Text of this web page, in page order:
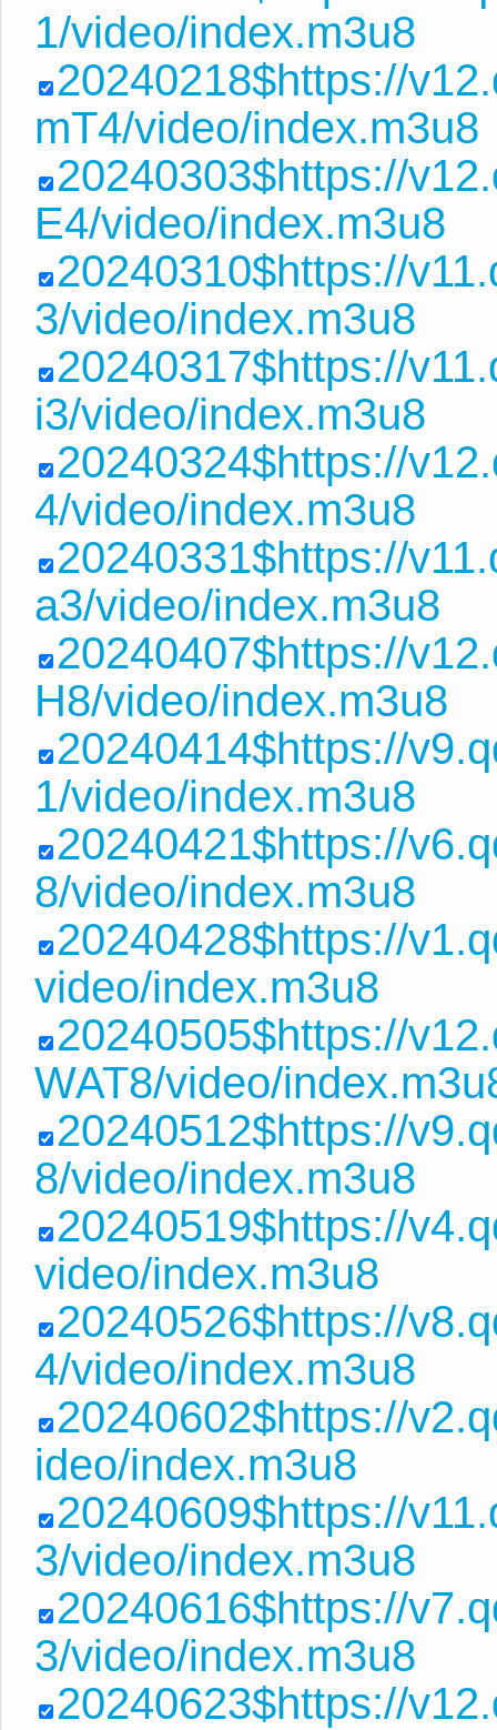
1/video/index.m3u8
20240218$https://
mT4/video/index.m3u8
20240303$https://
E4/video/index.m3u8
20240310$https://
3/video/index.m3u8
20240317$https://
i3/video/index.m3u8
20240324$https://
4/video/index.m3u8
20240331$https://
a3/video/index.m3u8
20240407$https://
H8/video/index.m3u8
20240414$https://
1/video/index.m3u8
20240421$https://
8/video/index.m3u8
20240428$https://
video/index.m3u8
20240505$https://
WAT8/video/
20240512$https://
8/video/index.m3u8
20240519$https://
video/index.m3u8
20240526$https://
4/video/index.m3u8
20240602$https://
ideo/index.m3u8
20240609$https://
3/video/index.m3u8
20240616$https://
3/video/index.m3u8
20240623$https://